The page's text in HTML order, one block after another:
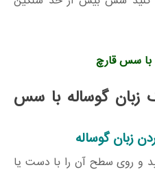
با سس قارچ
زبان گوساله با سس
زبان گوساله
و روی سطح آن را با دست یا